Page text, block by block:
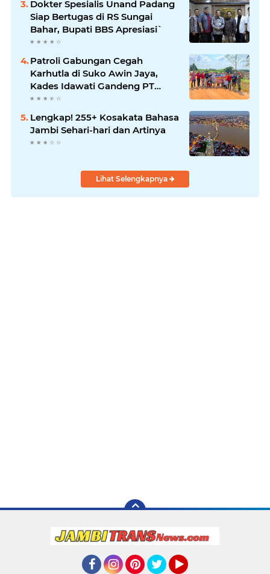
Dokter Spesialis Unand Padang
Siap Bertugas di RS Sungai
Bahar, Bupati BBS Apresiasi`
Patroli Gabungan Cegah
Karhutla di Suko Awin Jaya,
Kades Idawati Gandeng PT
BBB-S, TNI dan BPD
Lengkap! 255+ Kosakata Bahasa
Jambi Sehari-hari dan Artinya
Lihat Selengkapnya